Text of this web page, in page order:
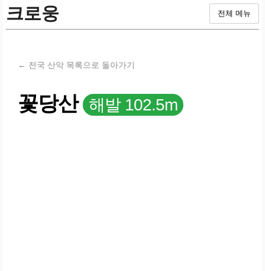
크로웅 전체 메뉴
← 전국 산악 목록으로 돌아가기
꽃당산 해발 102.5m